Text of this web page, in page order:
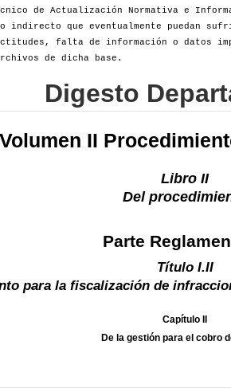
de Actualización Normativa e
que eventualmente puedan
falta de información o datos
de dicha base.
Digesto
Volumen II
Libro II
Del
Parte
Título I.II
para la fiscalización de
Capítulo II
De la gestión para el cobro